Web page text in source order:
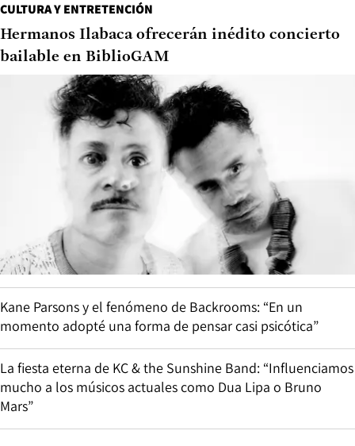
CULTURA Y ENTRETENCIÓN
Hermanos Ilabaca ofrecerán inédito concierto
bailable en BiblioGAM
Kane Parsons y el fenómeno de Backrooms: “En un
momento adopté una forma de pensar casi psicótica”
La fiesta eterna de KC & the Sunshine Band: “Influenciamos
mucho a los músicos actuales como Dua Lipa o Bruno
Mars”